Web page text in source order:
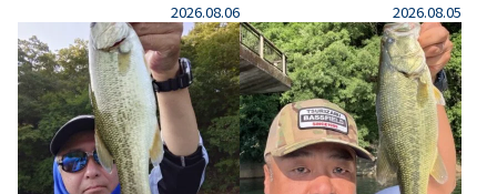
2026.08.06
2026.08.05